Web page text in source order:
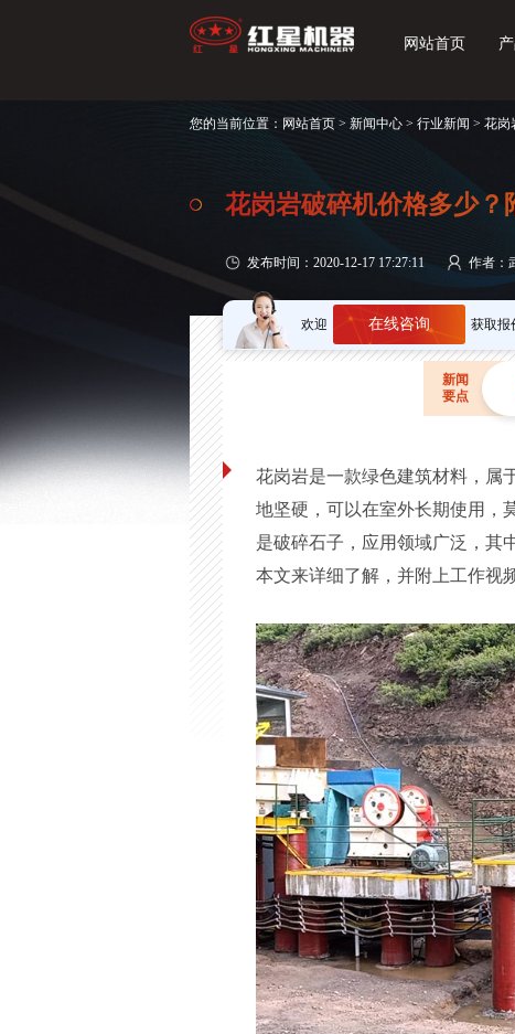
网站首页
您的当前位置： 网站首页 > 新闻中心 > 行业新闻 > 花岗
花岗岩破碎机价格多少？
发布时间：2020-12-17 17:27:11 作者：
欢迎 在线咨询 获取报
新闻
要点
花岗岩是一款绿色建筑材料，属
地坚硬，可以在室外长期使用，
是破碎石子，应用领域广泛，其
本文来详细了解，并附上工作视